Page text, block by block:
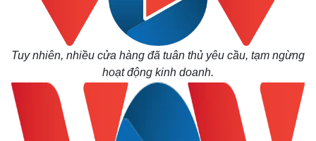
Bất động sản
Khởi nghiệp
Giá vàng
Tiêu dùng
Tỷ giá
Chứng khoán
Tuy nhiên, nhiều cửa hàng đã tuân thủ yêu cầu, tạm ngừng
hoạt động kinh doanh.